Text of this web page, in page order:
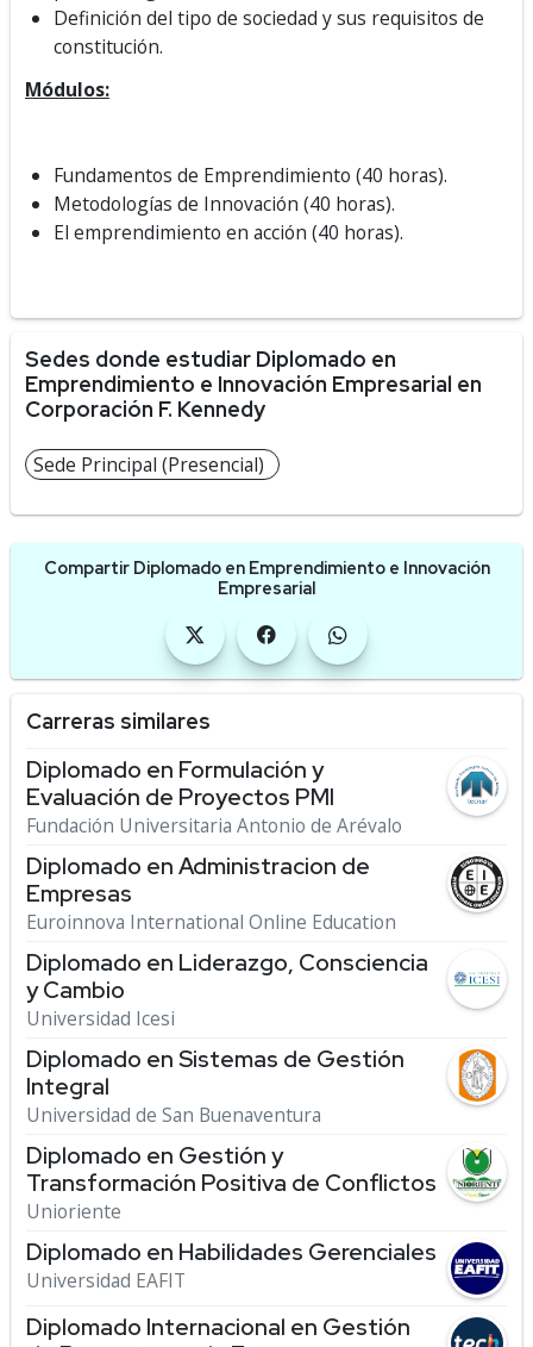
Definición del tipo de sociedad y sus requisitos de
constitución.
Módulos:
Fundamentos de Emprendimiento (40 horas).
Metodologías de Innovación (40 horas).
El emprendimiento en acción (40 horas).
Sedes donde estudiar Diplomado en
Emprendimiento e Innovación Empresarial en
Corporación F. Kennedy
Sede Principal (Presencial)
Compartir Diplomado en Emprendimiento e Innovación
Empresarial
Carreras similares
Diplomado en Formulación y
Evaluación de Proyectos PMI
Fundación Universitaria Antonio de Arévalo
Diplomado en Administracion de
Empresas
Euroinnova International Online Education
Diplomado en Liderazgo, Consciencia
y Cambio
Universidad Icesi
Diplomado en Sistemas de Gestión
Integral
Universidad de San Buenaventura
Diplomado en Gestión y
Transformación Positiva de Conflictos
Unioriente
Diplomado en Habilidades Gerenciales
Universidad EAFIT
Diplomado Internacional en Gestión